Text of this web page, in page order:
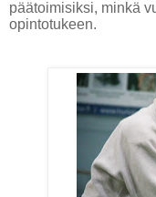
päätoimisiksi, minkä
opintotukeen.